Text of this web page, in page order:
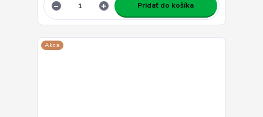
Pridať do košíka
Akcia